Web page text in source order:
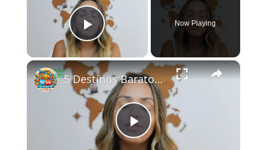
Play Video
Now Playing
×
Play Video
5 Destinos Baratos no Brasil Para Conhecer e Amar! 🇧🇷✨